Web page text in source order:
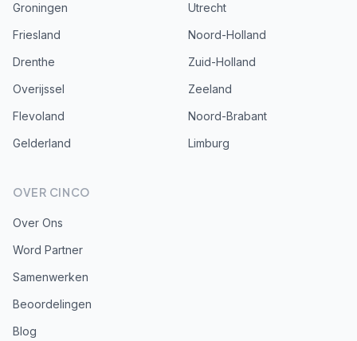
Groningen
Friesland
Drenthe
Overijssel
Flevoland
Gelderland
Utrecht
Noord-Holland
Zuid-Holland
Zeeland
Noord-Brabant
Limburg
OVER CINCO
Over Ons
Word Partner
Samenwerken
Beoordelingen
Blog